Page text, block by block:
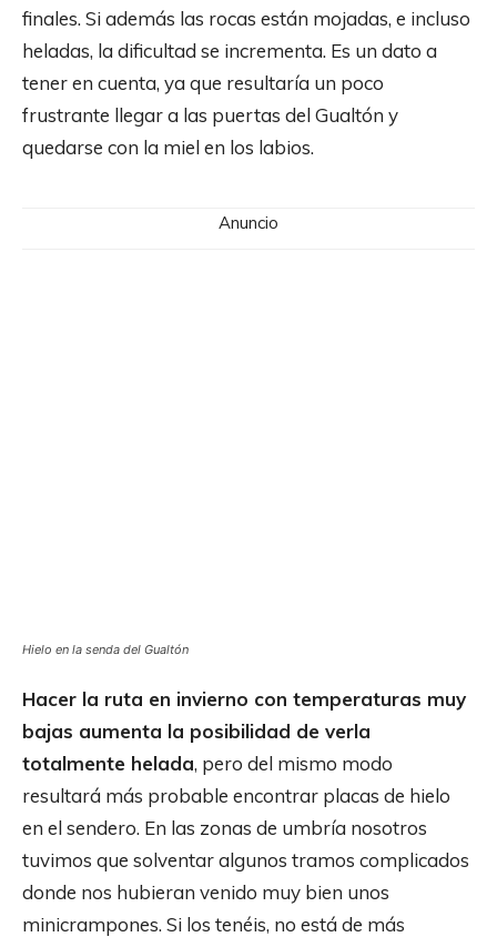
finales. Si además las rocas están mojadas, e incluso
heladas, la dificultad se incrementa. Es un dato a
tener en cuenta, ya que resultaría un poco
frustrante llegar a las puertas del Gualtón y
quedarse con la miel en los labios.
Anuncio
Hielo en la senda del Gualtón
Hacer la ruta en invierno con temperaturas muy
bajas aumenta la posibilidad de verla
totalmente helada, pero del mismo modo
resultará más probable encontrar placas de hielo
en el sendero. En las zonas de umbría nosotros
tuvimos que solventar algunos tramos complicados
donde nos hubieran venido muy bien unos
minicrampones. Si los tenéis, no está de más